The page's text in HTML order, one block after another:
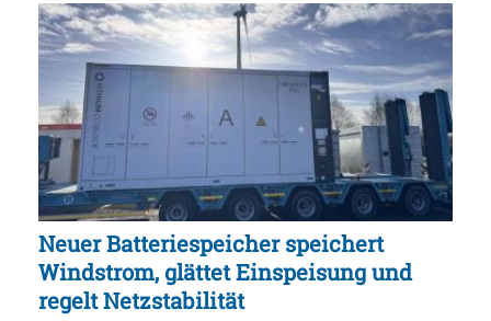
Neuer Batteriespeicher speichert
Windstrom, glättet Einspeisung und
regelt Netzstabilität